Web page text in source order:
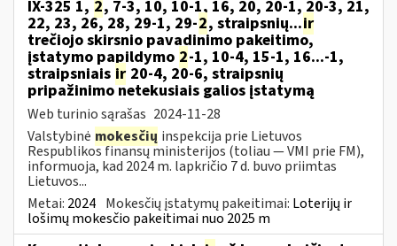
IX-325 1, 2, 7-3, 10, 10-1, 16, 20, 20-1, 20-3, 21,
22, 23, 26, 28, 29-1, 29-2, straipsnių...ir
trečiojo skirsnio pavadinimo pakeitimo,
įstatymo papildymo 2-1, 10-4, 15-1, 16...-1,
straipsniais ir 20-4, 20-6, straipsnių
pripažinimo netekusiais galios įstatymą
Web turinio sąrašas 2024-11-28
Valstybinė mokesčių inspekcija prie Lietuvos
Respublikos finansų ministerijos (toliau — VMI prie FM),
informuoja, kad 2024 m. lapkričio 7 d. buvo priimtas
Lietuvos...
Metai: 2024 Mokesčių įstatymų pakeitimai: Loterijų ir
lošimų mokesčio pakeitimai nuo 2025 m